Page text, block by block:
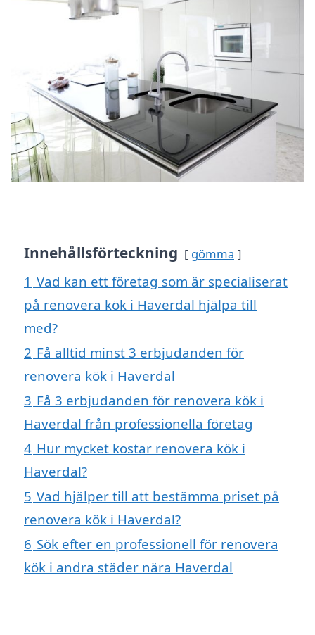
Innehållsförteckning gömma
1 Vad kan ett företag som är specialiserat
på renovera kök i Haverdal hjälpa till
med?
2 Få alltid minst 3 erbjudanden för
renovera kök i Haverdal
3 Få 3 erbjudanden för renovera kök i
Haverdal från professionella företag
4 Hur mycket kostar renovera kök i
Haverdal?
5 Vad hjälper till att bestämma priset på
renovera kök i Haverdal?
6 Sök efter en professionell för renovera
kök i andra städer nära Haverdal